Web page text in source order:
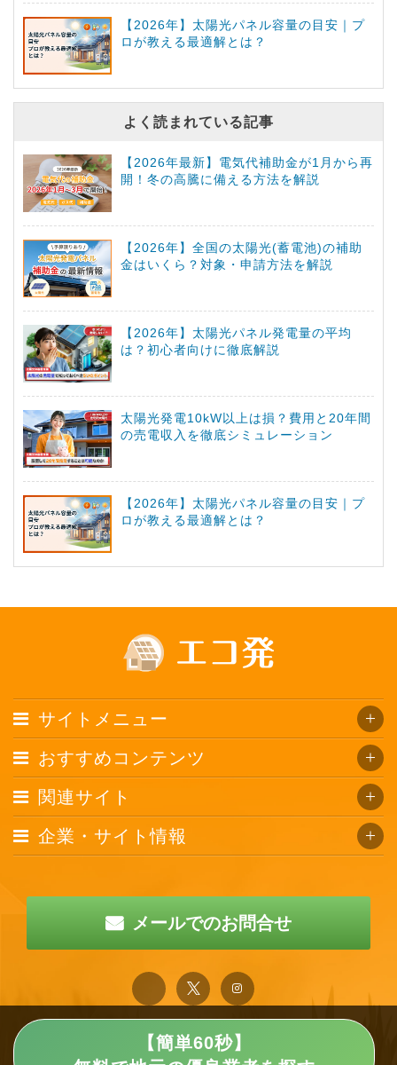
【2026年】太陽光パネル容量の目安｜プ
ロが教える最適解とは？
よく読まれている記事
【2026年最新】電気代補助金が1月から再
開！冬の高騰に備える方法を解説
【2026年】全国の太陽光(蓄電池)の補助
金はいくら？対象・申請方法を解説
【2026年】太陽光パネル発電量の平均
は？初心者向けに徹底解説
太陽光発電10kW以上は損？費用と20年間
の売電収入を徹底シミュレーション
【2026年】太陽光パネル容量の目安｜プ
ロが教える最適解とは？
【簡単60秒】
サイトメニュー
おすすめコンテンツ
関連サイト
企業・サイト情報
メールでのお問合せ